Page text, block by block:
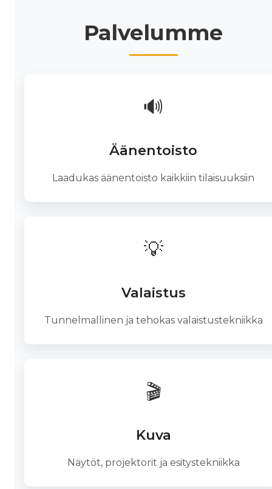
Palvelumme
🔊
Äänentoisto
Laadukas äänentoisto kaikkiin tilaisuuksiin
💡
Valaistus
Tunnelmallinen ja tehokas valaistustekniikka
🎬
Kuva
Näytöt, projektorit ja esitystekniikka